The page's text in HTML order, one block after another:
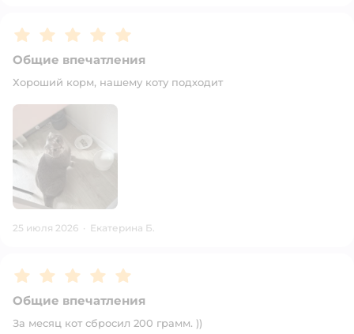
Рейтинг:5
Общие впечатления
Хороший корм, нашему коту подходит
25 июля 2026 · Екатерина Б.
Рейтинг:5
Общие впечатления
За месяц кот сбросил 200 грамм. ))